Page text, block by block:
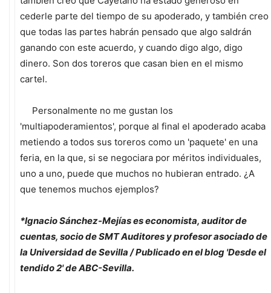
cederle parte del tiempo de su apoderado, y también creo
que todas las partes habrán pensado que algo saldrán
ganando con este acuerdo, y cuando digo algo, digo
dinero. Son dos toreros que casan bien en el mismo
cartel.
Personalmente no me gustan los
'multiapoderamientos', porque al final el apoderado acaba
metiendo a todos sus toreros como un 'paquete' en una
feria, en la que, si se negociara por méritos individuales,
uno a uno, puede que muchos no hubieran entrado. ¿A
que tenemos muchos ejemplos?
*Ignacio Sánchez-Mejías es economista, auditor de
cuentas, socio de SMT Auditores y profesor asociado de
la Universidad de Sevilla / Publicado en el blog 'Desde el
tendido 2' de ABC-Sevilla.